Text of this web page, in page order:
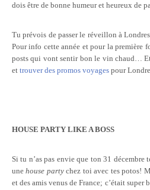
dois être de bonne humeur et heureux de
Tu prévois de passer le réveillon à
Pour info cette année et pour la première
posts qui vont sentir bon le vin chaud…
et trouver des promos voyages pour
HOUSE PARTY LIKE A BOSS
Si tu n’as pas envie que ton 31
unehouse partychez toi avec tes potos!
et des amis venus de France; c’était